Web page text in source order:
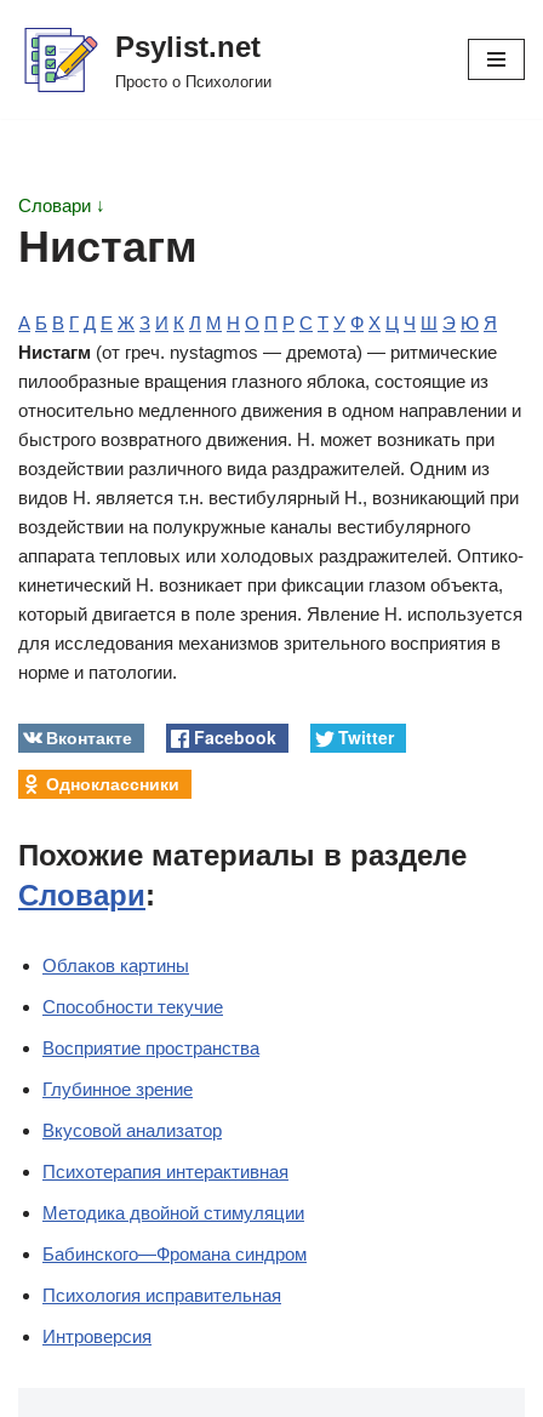
Перейти
Psylist.net
Просто о Психологии
Словари ↓
Нистагм
А Б В Г Д Е Ж З И К Л М Н О П Р С Т У Ф Х Ц Ч Ш Э Ю Я
Нистагм (от греч. nystagmos — дремота) — ритмические
пилообразные вращения глазного яблока, состоящие из
относительно медленного движения в одном направлении и
быстрого возвратного движения. Н. может возникать при
воздействии различного вида раздражителей. Одним из
видов Н. является т.н. вестибулярный Н., возникающий при
воздействии на полукружные каналы вестибулярного
аппарата тепловых или холодовых раздражителей. Оптико-
кинетический Н. возникает при фиксации глазом объекта,
который двигается в поле зрения. Явление Н. используется
для исследования механизмов зрительного восприятия в
норме и патологии.
Вконтакте Facebook
Twitter
Одноклассники
Похожие материалы в разделе
Словари:
Облаков картины
Способности текучие
Восприятие пространства
Глубинное зрение
Вкусовой анализатор
Психотерапия интерактивная
Методика двойной стимуляции
Бабинского—Фромана синдром
Психология исправительная
Интроверсия